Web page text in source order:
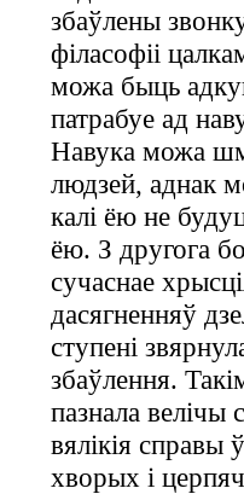
збаўлены
філасофіі
можа быць
патрабуе ад
Навука можа
людзей, аднак
калі ёю не
ёю. З другога
сучаснае
дасягненняў
ступені
збаўлення.
пазнала велічы
вялікія справы
хворых і